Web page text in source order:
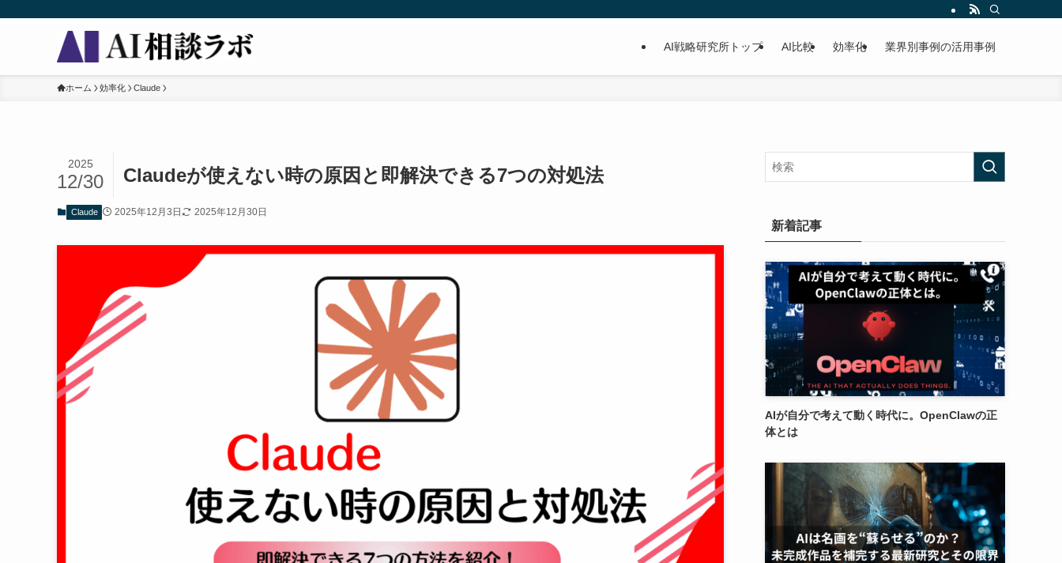
AI戦略研究所トップ AI比較 効率化 業界別事例の活用事例
ホーム 効率化 Claude
Claudeが使えない時の原因と即解決できる7つの対処法
2025
12/30
Claude 2025年12月3日 2025年12月30日
新着記事
AIが自分で考えて動く時代に。OpenClawの正
体とは